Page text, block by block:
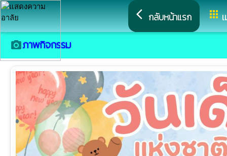
arrow_back_ios กลับหน้าแรก apps
camera_altภาพกิจกรรม